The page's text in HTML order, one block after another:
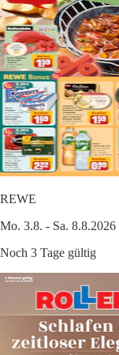
REWE
Mo. 3.8. - Sa. 8.8.2026
Noch 3 Tage gültig